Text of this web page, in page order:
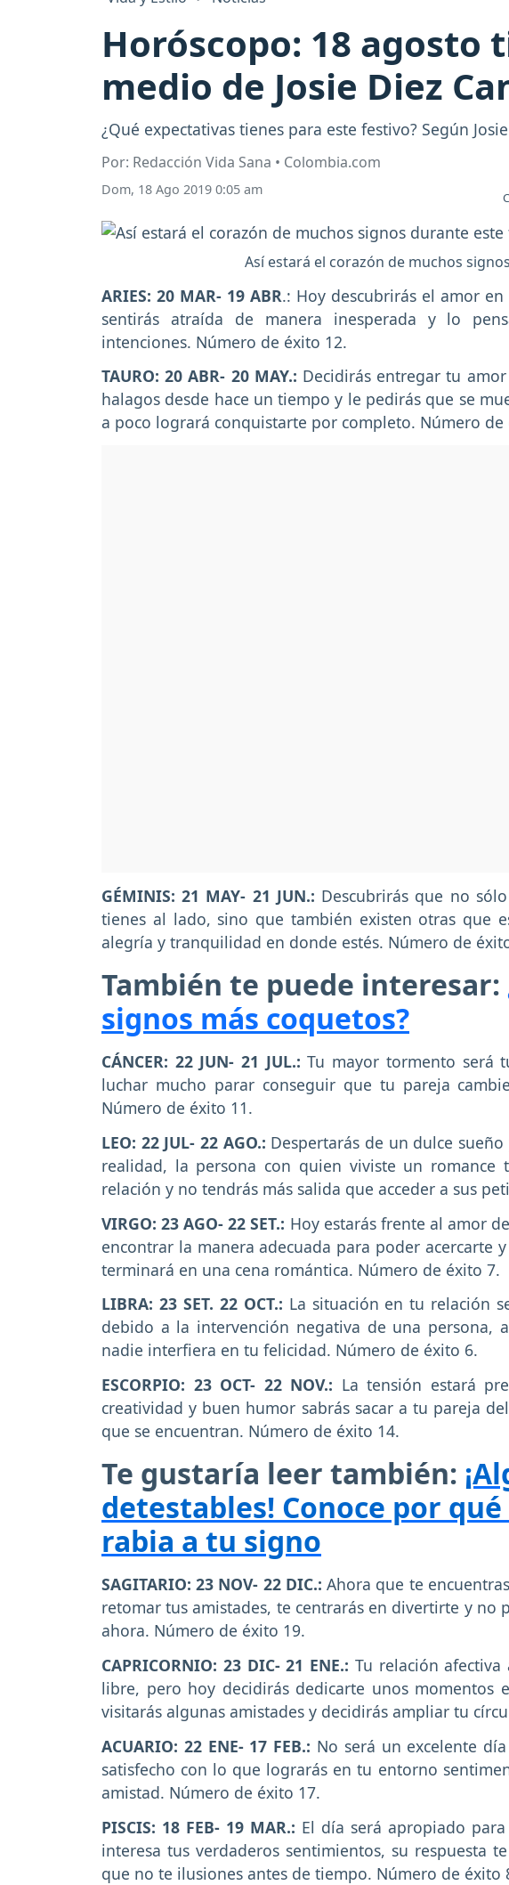
Horóscopo: 18 agosto
medio de Josie Diez
¿Qué expectativas tienes para este festivo? Según
Por: Redacción Vida Sana • Colombia.com
Dom, 18 Ago 2019 0:05 am
Así estará el corazón de muchos
ARIES: 20 MAR- 19 ABR.: Hoy descubrirás el amor
sentirás atraída de manera inesperada y lo
intenciones. Número de éxito 12.
TAURO: 20 ABR- 20 MAY.: Decidirás entregar tu
halagos desde hace un tiempo y le pedirás que se
a poco logrará conquistarte por completo. Número de
GÉMINIS: 21 MAY- 21 JUN.: Descubrirás que no
tienes al lado, sino que también existen otras que
alegría y tranquilidad en donde estés. Número de
También te puede interesar:
signos más coquetos?
CÁNCER: 22 JUN- 21 JUL.:Tu mayor tormento será
luchar mucho parar conseguir que tu pareja
Número de éxito 11.
LEO: 22 JUL- 22 AGO.: Despertarás de un dulce
realidad, la persona con quien viviste un
relación y no tendrás más salida que acceder a sus
VIRGO: 23 AGO- 22 SET.: Hoy estarás frente al amor
encontrar la manera adecuada para poder acercarte
terminará en una cena romántica. Número de éxito 7.
LIBRA: 23 SET. 22 OCT.: La situación en tu relación
debido a la intervención negativa de una persona,
nadie interfiera en tu felicidad. Número de éxito 6.
ESCORPIO: 23 OCT- 22 NOV.: La tensión estará
creatividad y buen humor sabrás sacar a tu pareja
que se encuentran. Número de éxito 14.
Te gustaría leer también:
detestables! Conoce por
rabia a tu signo
SAGITARIO: 23 NOV- 22 DIC.:Ahora que te
retomar tus amistades, te centrarás en divertirte y no
ahora. Número de éxito 19.
CAPRICORNIO: 23 DIC- 21 ENE.: Tu relación
libre, pero hoy decidirás dedicarte unos momentos
visitarás algunas amistades y decidirás ampliar tu
ACUARIO: 22 ENE- 17 FEB.: No será un excelente
satisfecho con lo que lograrás en tu entorno
amistad. Número de éxito 17.
PISCIS: 18 FEB- 19 MAR.: El día será apropiado
interesa tus verdaderos sentimientos, su respuesta
que no te ilusiones antes de tiempo. Número de éxito